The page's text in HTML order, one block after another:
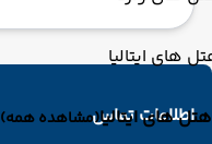
های ایتالیا
هتل های ایتالیا(مشاهده همه)اطلاعات تماس